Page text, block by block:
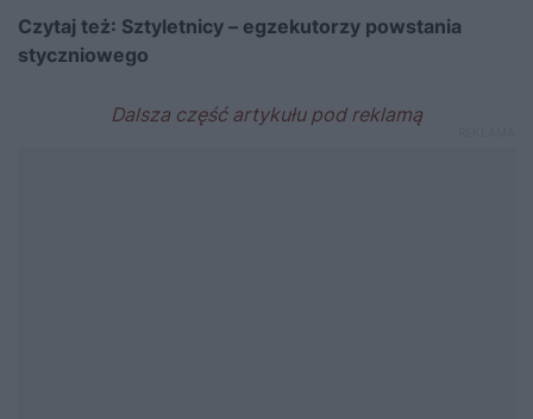
Czytaj też: Sztyletnicy – egzekutorzy powstania
styczniowego